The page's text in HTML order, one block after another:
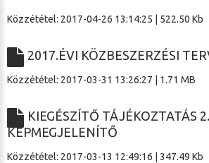
Közzététel: 2017-04-26 13:14:25 | 522.50 Kb
2017.ÉVI KÖZBESZERZÉSI
Közzététel: 2017-03-31 13:26:27 | 1.71 MB
KIEGÉSZÍTŐ TÁJÉKOZTATÁS
KÉPMEGJELENÍTŐ
Közzététel: 2017-03-13 12:49:16 | 347.49 Kb